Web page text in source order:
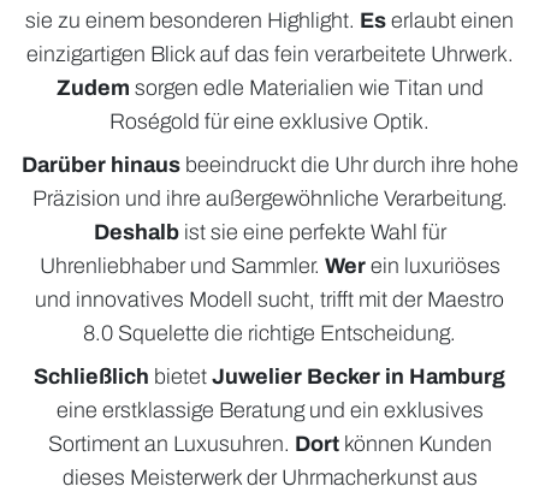
sie zu einem besonderen Highlight. Es erlaubt einen
einzigartigen Blick auf das fein verarbeitete Uhrwerk.
Zudem sorgen edle Materialien wie Titan und
Roségold für eine exklusive Optik.
Darüber hinausbeeindruckt die Uhr durch ihre hohe
Präzision und ihre außergewöhnliche Verarbeitung.
Deshalbist sie eine perfekte Wahl für
Uhrenliebhaber und Sammler. Werein luxuriöses
und innovatives Modell sucht, trifft mit der Maestro
8.0 Squelette die richtige Entscheidung.
Schließlich bietet Juwelier Becker in Hamburg
eine erstklassige Beratung und ein exklusives
Sortiment an Luxusuhren. Dortkönnen Kunden
dieses Meisterwerk der Uhrmacherkunst aus